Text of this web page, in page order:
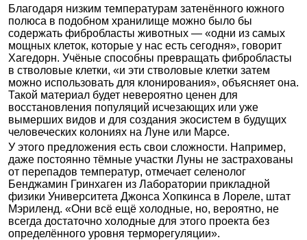
Благодаря низким температурам затенённого южного
полюса в подобном хранилище можно было бы
содержать фибробласты животных — «одни из самых
мощных клеток, которые у нас есть сегодня», говорит
Хагедорн. Учёные способны превращать фибробласты
в стволовые клетки, «и эти стволовые клетки затем
можно использовать для клонирования», объясняет она.
Такой материал будет невероятно ценен для
восстановления популяций исчезающих или уже
вымерших видов и для создания экосистем в будущих
человеческих колониях на Луне или Марсе.
У этого предложения есть свои сложности. Например,
даже постоянно тёмные участки Луны не застрахованы
от перепадов температур, отмечает селенолог
Бенджамин Гринхаген из Лаборатории прикладной
физики Университета Джонса Хопкинса в Лореле, штат
Мэриленд. «Они всё ещё холодные, но, вероятно, не
всегда достаточно холодные для этого проекта без
определённого уровня терморегуляции».